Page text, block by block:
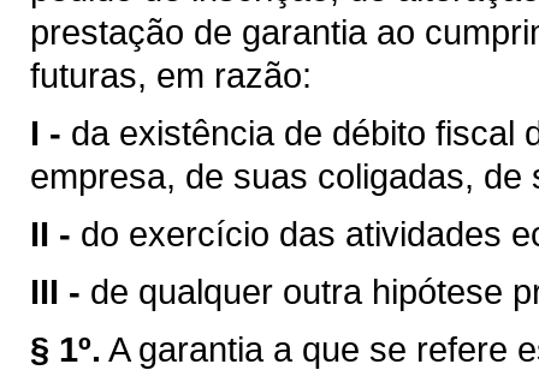
prestação de garantia ao
futuras, em razão:
I - da existência de débito fiscal
empresa, de suas coligadas,
II - do exercício das atividades
III - de qualquer outra hipótese
§ 1º. A garantia a que se refere